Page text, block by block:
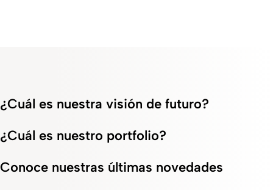
¿Cuál es nuestra visión de futuro?
¿Cuál es nuestro portfolio?
Conoce nuestras últimas novedades